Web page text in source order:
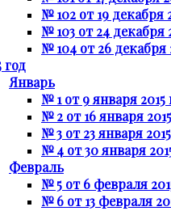
№ 102 от 19 декабря
№ 103 от 24 декабря
№ 104 от 26 декабря
год
Январь
№ 1 от 9 января 2015
№ 2 от 16 января
№ 3 от 23 января
№ 4 от 30 января
Февраль
№ 5 от 6 февраля
№ 6 от 13 февраля